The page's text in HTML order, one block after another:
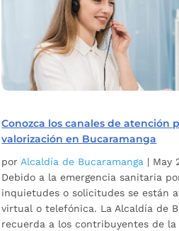
Conozca los canales de atención
valorización en Bucaramanga
porAlcaldía de Bucaramanga | May
Debido a la emergencia sanitaria
inquietudes o solicitudes se están
virtual o telefónica. La Alcaldía de
recuerda a los contribuyentes de la